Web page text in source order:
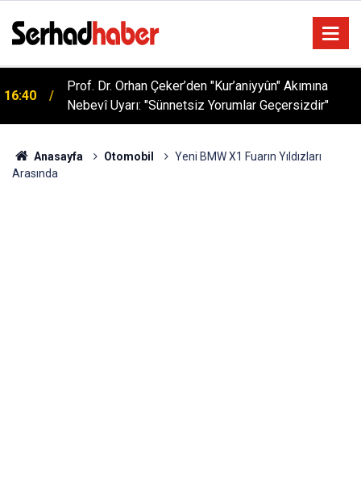
16:40
Prof. Dr. Orhan Çeker’den "Kur’aniyyûn" Akımına
Nebevî Uyarı: "Sünnetsiz Yorumlar Geçersizdir"
Anasayfa Otomobil
Yeni BMW X1 Fuarın Yıldızları
Arasında